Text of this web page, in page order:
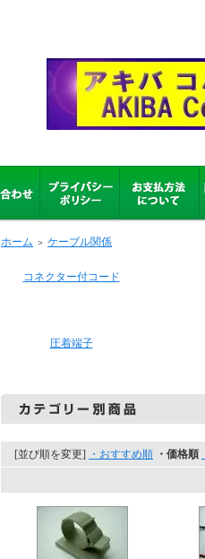
ホーム ＞ ケーブル関係
コネクター付コード
圧着端子
[並び順を変更] ・おすすめ順 ・価格順